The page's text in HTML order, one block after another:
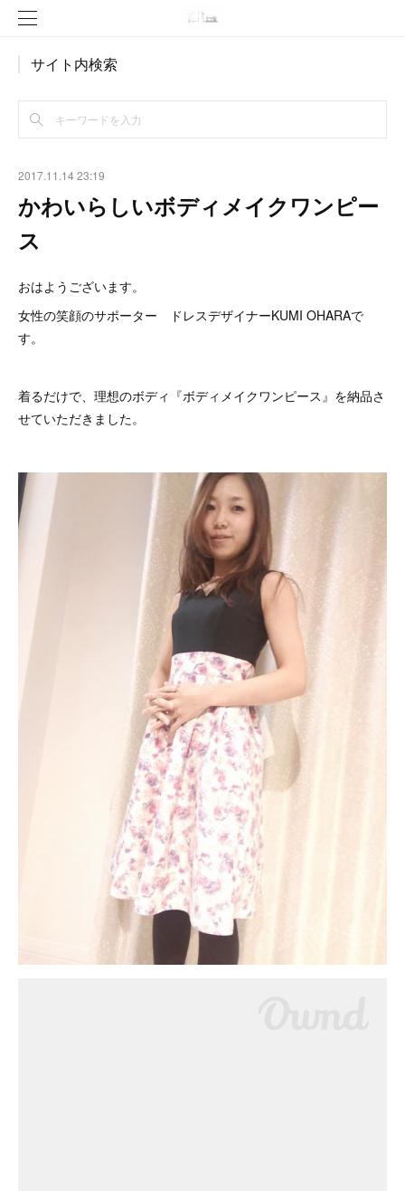
サイト内検索
2017.11.14 23:19
かわいらしいボディメイクワンピー
ス
おはようございます。
女性の笑顔のサポーター ドレスデザイナーKUMI OHARAで
す。
着るだけで、理想のボディ『ボディメイクワンピース』を納品さ
せていただきました。